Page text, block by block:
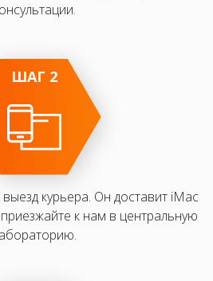
ШАГ 2
курьера. Он доставит iMac
к нам в центральную